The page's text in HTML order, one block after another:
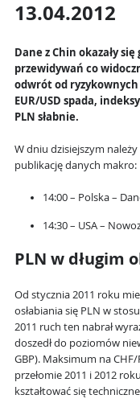
13.04.2012
Dane z Chin okazały się
przewidywań co
odwrót od
EUR/USD spada,
PLN słabnie.
W dniu dzisiejszym
publikację danych makro:
14:00 – Polska –
14:30 – USA –
PLN w długim
Od stycznia 2011 roku
osłabiania się PLN w
2011 ruch ten nabrał
doszedł do poziomów
GBP). Maksimum na
przełomie 2011 i 2012
kształtować się